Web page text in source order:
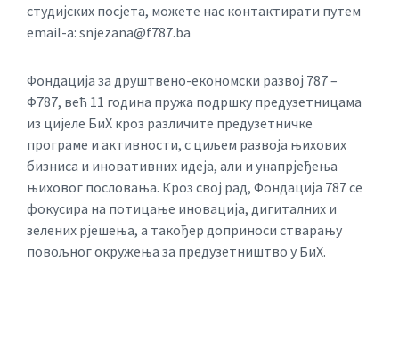
студијских посјета, можете нас контактирати путем
email-a: snjezana@f787.ba
Фондација за друштвено-економски развој 787 –
Ф787, већ 11 година пружа подршку предузетницама
из цијеле БиХ кроз различите предузетничке
програме и активности, с циљем развоја њихових
бизниса и иновативних идеја, али и унапрјеђења
њиховог пословања. Кроз свој рад, Фондација 787 се
фокусира на потицање иновација, дигиталних и
зелених рјешења, а такођер доприноси стварању
повољног окружења за предузетништво у БиХ.